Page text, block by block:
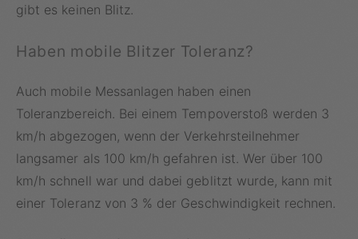
gibt es keinen Blitz.
Haben mobile Blitzer Toleranz?
Auch mobile Messanlagen haben einen
Toleranzbereich. Bei einem Tempoverstoß werden 3
km/h abgezogen, wenn der Verkehrsteilnehmer
langsamer als 100 km/h gefahren ist. Wer über 100
km/h schnell war und dabei geblitzt wurde, kann mit
einer Toleranz von 3 % der Geschwindigkeit rechnen.